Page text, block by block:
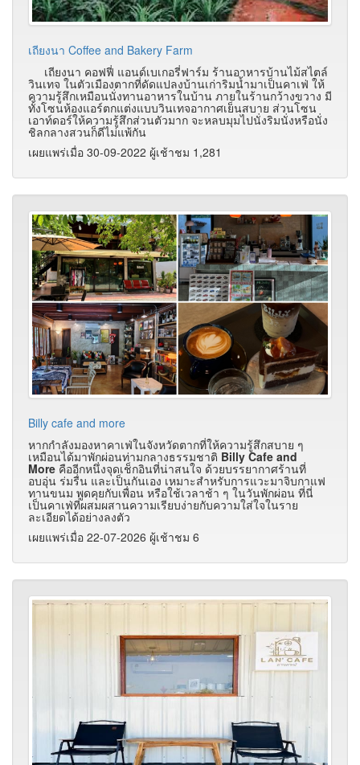
เถียงนา Coffee and Bakery Farm
เถียงนา คอฟฟี่ แอนด์เบเกอรี่ฟาร์ม ร้านอาหารบ้านไม้สไตล์
วินเทจ ในตัวเมืองตากที่ดัดแปลงบ้านเก่าริมน้ำมาเป็นคาเฟ่ ให้
ความรู้สึกเหมือนนั่งทานอาหารในบ้าน ภายในร้านกว้างขวาง มี
ทั้งโซนห้องแอร์ตกแต่งแบบวินเทจอากาศเย็นสบาย ส่วนโซน
เอาท์ดอร์ให้ความรู้สึกส่วนตัวมาก จะหลบมุมไปนั่งริมนั่งหรือนั่ง
ชิลกลางสวนก็ดีไม่แพ้กัน
เผยแพร่เมื่อ 30-09-2022 ผู้เช้าชม 1,281
Billy cafe and more
หากกำลังมองหาคาเฟ่ในจังหวัดตากที่ให้ความรู้สึกสบาย ๆ
เหมือนได้มาพักผ่อนท่ามกลางธรรมชาติ Billy Cafe and
More คืออีกหนึ่งจุดเช็กอินที่น่าสนใจ ด้วยบรรยากาศร้านที่
อบอุ่น ร่มรื่น และเป็นกันเอง เหมาะสำหรับการแวะมาจิบกาแฟ
ทานขนม พูดคุยกับเพื่อน หรือใช้เวลาช้า ๆ ในวันพักผ่อน ที่นี่
เป็นคาเฟ่ที่ผสมผสานความเรียบง่ายกับความใส่ใจในราย
ละเอียดได้อย่างลงตัว
เผยแพร่เมื่อ 22-07-2026 ผู้เช้าชม 6